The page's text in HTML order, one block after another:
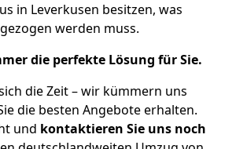
in Leverkusen besitzen, was
werden muss.
die perfekte Lösung für Sie.
die Zeit – wir kümmern uns
die besten Angebote erhalten.
und kontaktieren Sie uns noch